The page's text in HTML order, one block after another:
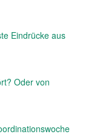
Eindrücke aus
Oder von